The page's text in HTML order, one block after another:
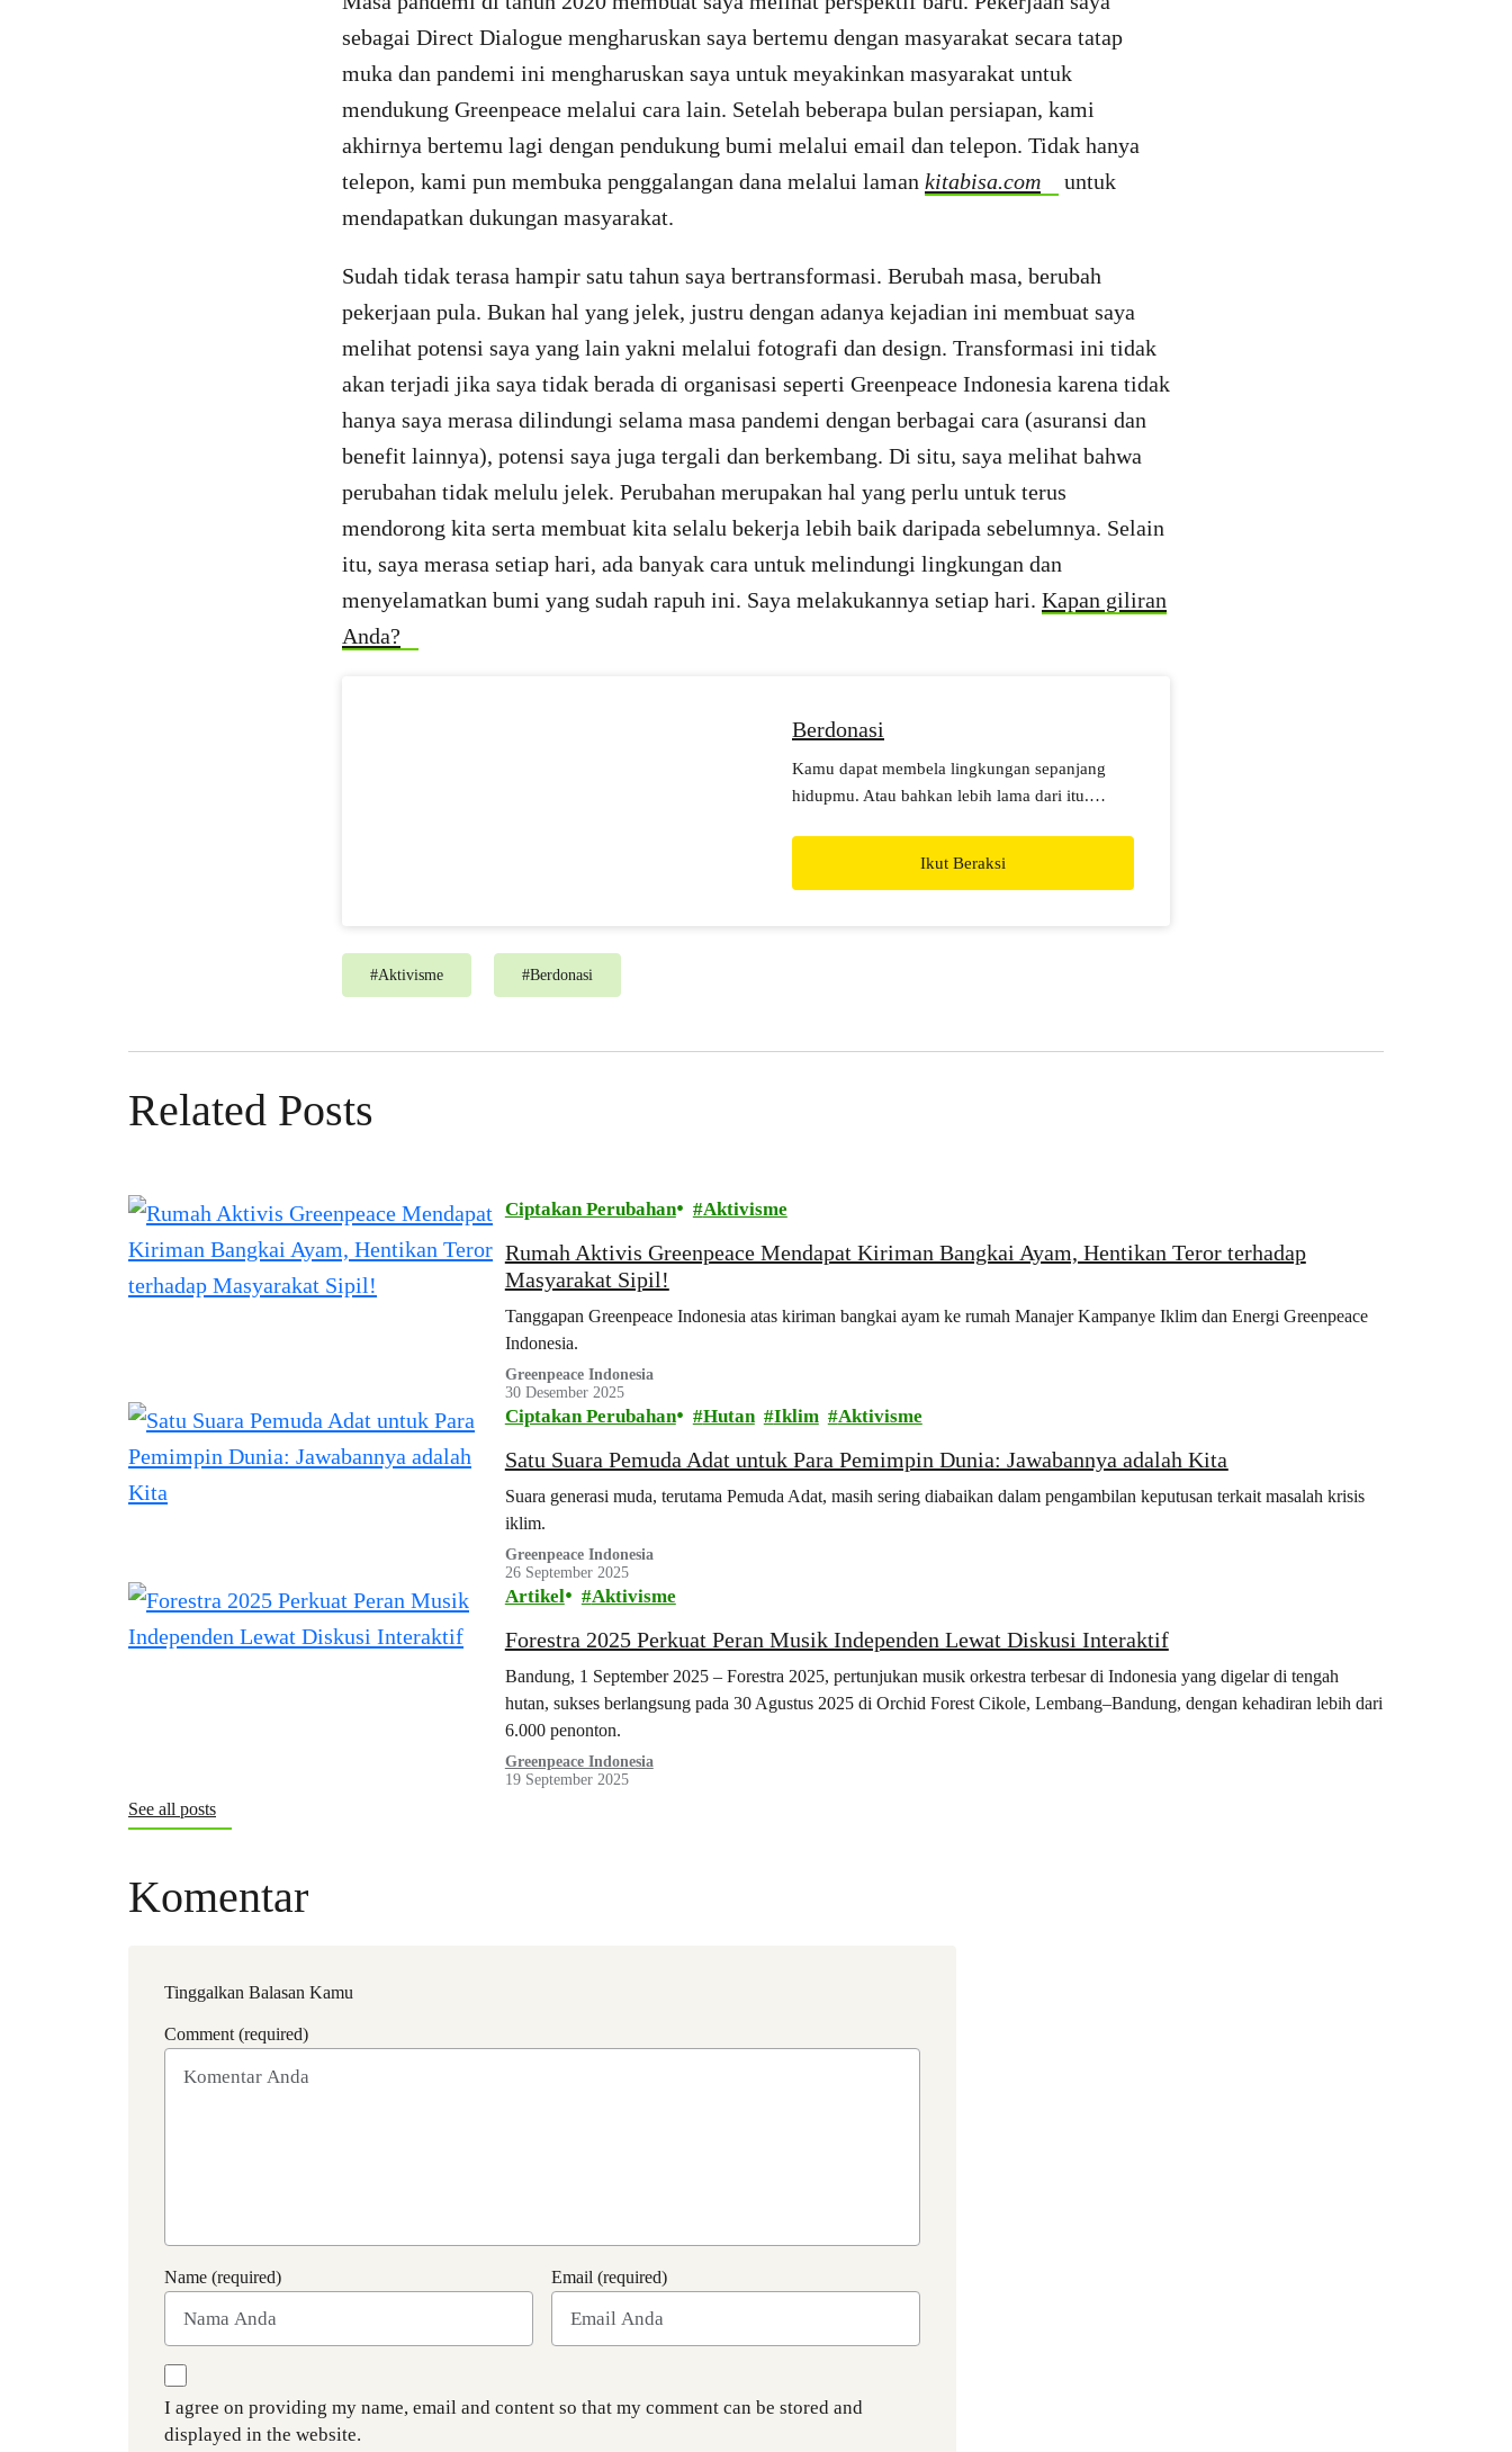
sebagai Direct Dialogue mengharuskan saya bertemu dengan masyarakat secara tatap
muka dan pandemi ini mengharuskan saya untuk meyakinkan masyarakat untuk
mendukung Greenpeace melalui cara lain. Setelah beberapa bulan persiapan, kami
akhirnya bertemu lagi dengan pendukung bumi melalui email dan telepon. Tidak hanya
telepon, kami pun membuka penggalangan dana melalui laman kitabisa.com
untuk
mendapatkan dukungan masyarakat.
Sudah tidak terasa hampir satu tahun saya bertransformasi. Berubah masa, berubah
pekerjaan pula. Bukan hal yang jelek, justru dengan adanya kejadian ini membuat saya
melihat potensi saya yang lain yakni melalui fotografi dan design. Transformasi ini tidak
akan terjadi jika saya tidak berada di organisasi seperti Greenpeace Indonesia karena tidak
hanya saya merasa dilindungi selama masa pandemi dengan berbagai cara (asuransi dan
benefit lainnya), potensi saya juga tergali dan berkembang. Di situ, saya melihat bahwa
perubahan tidak melulu jelek. Perubahan merupakan hal yang perlu untuk terus
mendorong kita serta membuat kita selalu bekerja lebih baik daripada sebelumnya. Selain
itu, saya merasa setiap hari, ada banyak cara untuk melindungi lingkungan dan
menyelamatkan bumi yang sudah rapuh ini. Saya melakukannya setiap hari. Kapan giliran
Anda?
Berdonasi
Kamu dapat membela lingkungan sepanjang
hidupmu. Atau bahkan lebih lama dari itu.
Ikut Beraksi
#Aktivisme #Berdonasi
Related Posts
Ciptakan Perubahan Aktivisme
Rumah Aktivis Greenpeace Mendapat Kiriman Bangkai Ayam, Hentikan Teror terhadap
Masyarakat Sipil!
Tanggapan Greenpeace Indonesia atas kiriman bangkai ayam ke rumah Manajer Kampanye Iklim dan Energi Greenpeace
Indonesia.
Greenpeace Indonesia
30 Desember 2025
Ciptakan Perubahan Hutan Iklim Aktivisme
Satu Suara Pemuda Adat untuk Para Pemimpin Dunia: Jawabannya adalah Kita
Suara generasi muda, terutama Pemuda Adat, masih sering diabaikan dalam pengambilan keputusan terkait masalah krisis
iklim.
Greenpeace Indonesia
26 September 2025
Artikel Aktivisme
Forestra 2025 Perkuat Peran Musik Independen Lewat Diskusi Interaktif
Bandung, 1 September 2025 – Forestra 2025, pertunjukan musik orkestra terbesar di Indonesia yang digelar di tengah
hutan, sukses berlangsung pada 30 Agustus 2025 di Orchid Forest Cikole, Lembang–Bandung, dengan kehadiran lebih dari
6.000 penonton.
Greenpeace Indonesia
19 September 2025
See all posts
Komentar
Tinggalkan Balasan Kamu
Comment (required)
Name (required) Email (required)
I agree on providing my name, email and content so that my comment can be stored and
displayed in the website.